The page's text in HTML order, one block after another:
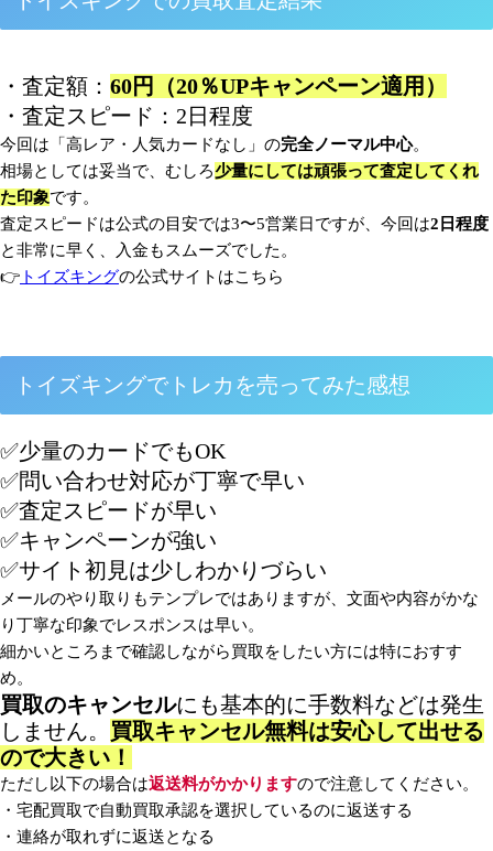
・査定額： 60円（20％UPキャンペーン適用）
・査定スピード：2日程度
今回は「高レア・人気カードなし」の完全ノーマル中心。
相場としては妥当で、むしろ少量にしては頑張って査定してくれ
た印象です。
査定スピードは公式の目安では3〜5営業日ですが、今回は2日程度
と非常に早く、入金もスムーズでした。
👉 トイズキングの公式サイトはこちら
トイズキングでトレカを売ってみた感想
✅少量のカードでもOK
✅問い合わせ対応が丁寧で早い
✅査定スピードが早い
✅キャンペーンが強い
✅サイト初見は少しわかりづらい
メールのやり取りもテンプレではありますが、文面や内容がかな
り丁寧な印象でレスポンスは早い。
細かいところまで確認しながら買取をしたい方には特におすす
め。
買取のキャンセルにも基本的に手数料などは発生
しません。 買取キャンセル無料は安心して出せる
ので大きい！
ただし以下の場合は返送料がかかりますので注意してください。
・宅配買取で自動買取承認を選択しているのに返送する
・連絡が取れずに返送となる